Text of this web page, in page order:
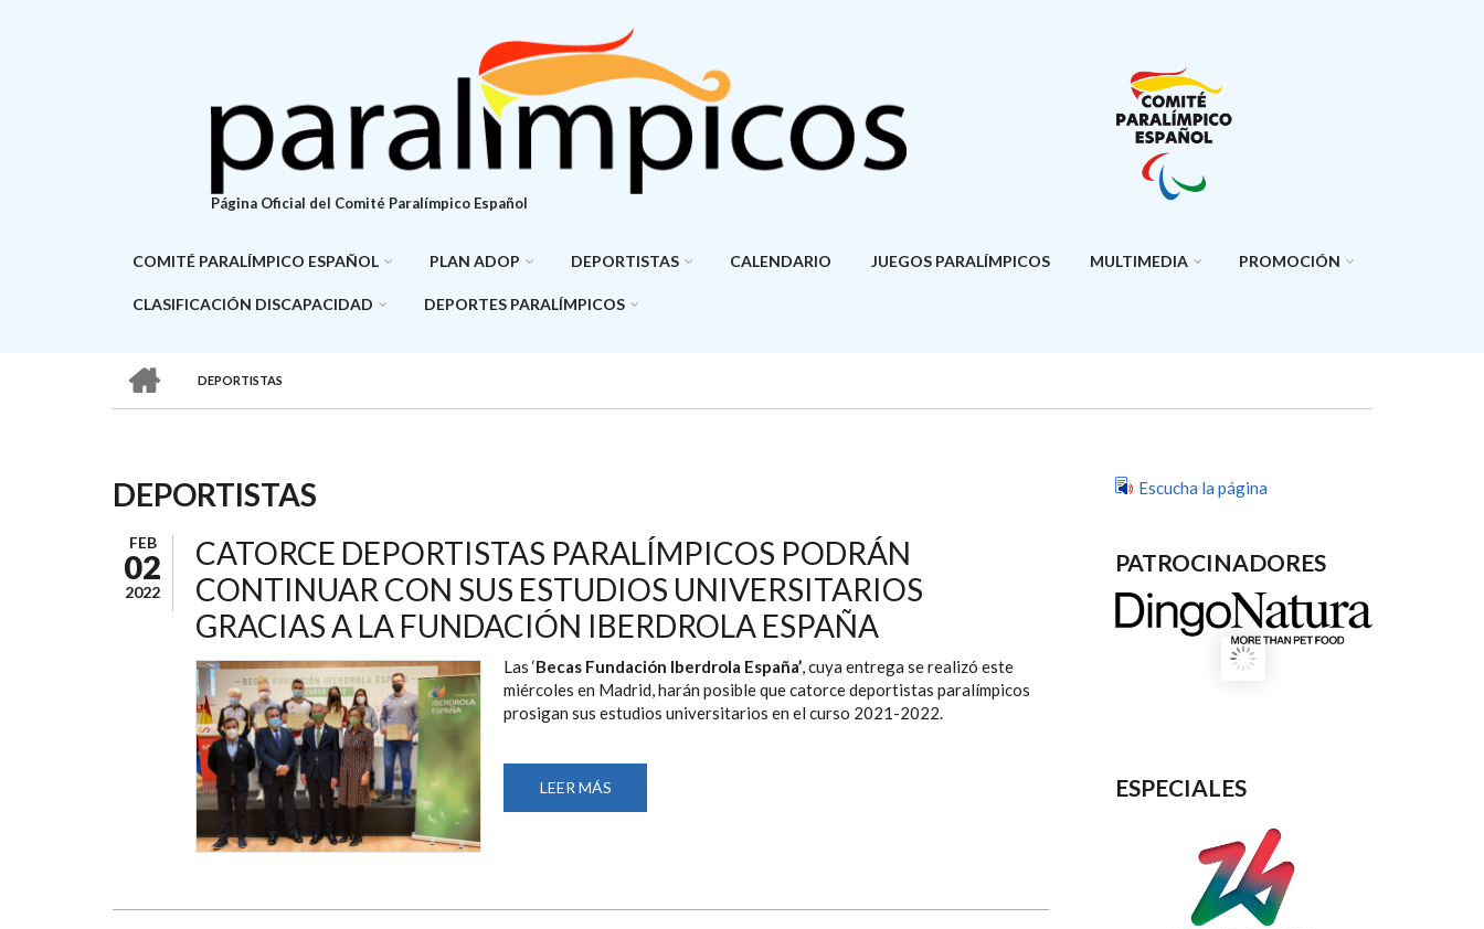
Página Oficial del Comité Paralímpico Español
COMITÉ PARALÍMPICO ESPAÑOL PLAN ADOP DEPORTISTAS CALENDARIO JUEGOS PARALÍMPICOS MULTIMEDIA PROMOCIÓN
CLASIFICACIÓN DISCAPACIDAD DEPORTES PARALÍMPICOS
SOBRESCRIBIR
DE
AYUDA
A
LA
NAVEGACIÓN
DEPORTISTAS
DEPORTISTAS
FEB
02
2022
CATORCE DEPORTISTAS PARALÍMPICOS PODRÁN
CONTINUAR CON SUS ESTUDIOS UNIVERSITARIOS
GRACIAS A LA FUNDACIÓN IBERDROLA ESPAÑA
Las ‘Becas Fundación Iberdrola España’, cuya entrega se realizó este
miércoles en Madrid, harán posible que catorce deportistas paralímpicos
prosigan sus estudios universitarios en el curso 2021-2022.
LEER MÁS
DEPORTISTAS
ESTUDIOS
Escucha la página
PATROCINADORES
ESPECIALES